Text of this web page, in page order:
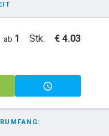
ab 1 Stk. € 4.03